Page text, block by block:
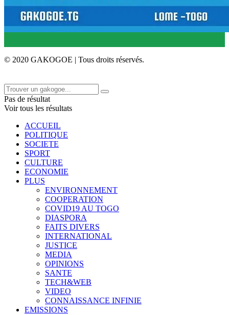
© 2020 GAKOGOE | Tous droits réservés.
Pas de résultat
Voir tous les résultats
ACCUEIL
POLITIQUE
SOCIETE
SPORT
CULTURE
ECONOMIE
PLUS
ENVIRONNEMENT
COOPERATION
COVID19 AU TOGO
DIASPORA
FAITS DIVERS
INTERNATIONAL
JUSTICE
MEDIA
OPINIONS
SANTE
TECH&WEB
VIDEO
CONNAISSANCE INFINIE
EMISSIONS